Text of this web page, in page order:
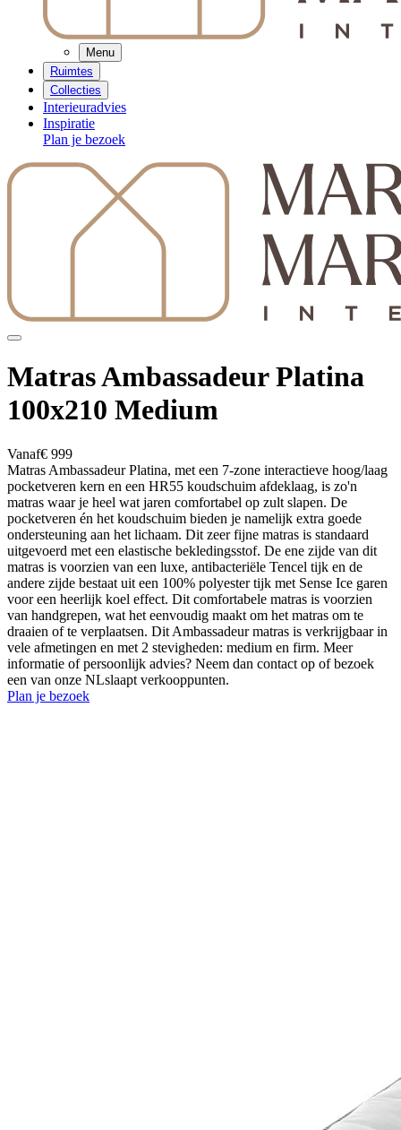
Menu
Ruimtes
Collecties
Interieuradvies
Inspiratie
Plan je bezoek
Matras Ambassadeur Platina
100x210 Medium
Vanaf€ 999
Matras Ambassadeur Platina, met een 7-zone interactieve hoog/laag
pocketveren kern en een HR55 koudschuim afdeklaag, is zo'n
matras waar je heel wat jaren comfortabel op zult slapen. De
pocketveren én het koudschuim bieden je namelijk extra goede
ondersteuning aan het lichaam. Dit zeer fijne matras is standaard
uitgevoerd met een elastische bekledingsstof. De ene zijde van dit
matras is voorzien van een luxe, antibacteriële Tencel tijk en de
andere zijde bestaat uit een 100% polyester tijk met Sense Ice garen
voor een heerlijk koel effect. Dit comfortabele matras is voorzien
van handgrepen, wat het eenvoudig maakt om het matras om te
draaien of te verplaatsen. Dit Ambassadeur matras is verkrijgbaar in
vele afmetingen en met 2 stevigheden: medium en firm. Meer
informatie of persoonlijk advies? Neem dan contact op of bezoek
een van onze NLslaapt verkooppunten.
Plan je bezoek